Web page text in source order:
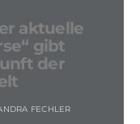
aktuelle
gibt
der
FECHLER